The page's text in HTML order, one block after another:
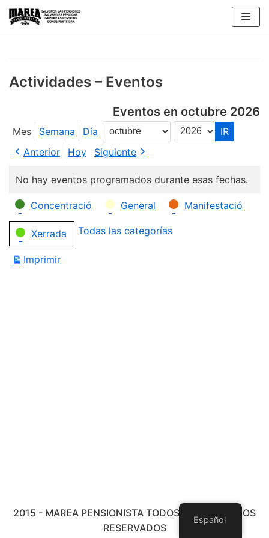
Saltar
Actividades – Eventos
Eventos en octubre 2026
Mes Semana Día
Mes
Año
Anterior
Hoy Siguiente
No hay eventos programados durante esas fechas.
Categorías
Concentració General Manifestació
Xerrada Todas las categorías
Imprimir
2015 - MAREA PENSIONISTA TODOS LOS DERECHOS
RESERVADOS
Español